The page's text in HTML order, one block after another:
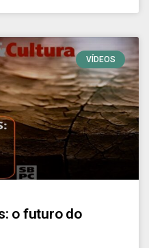
VÍDEOS
o futuro do